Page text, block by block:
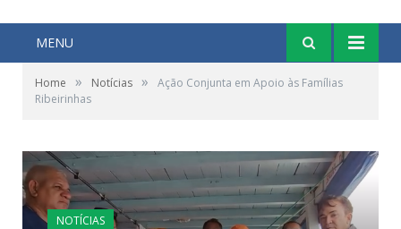
MENU
Home » Notícias »
Ação Conjunta em Apoio às Famílias
Ribeirinhas
NOTÍCIAS